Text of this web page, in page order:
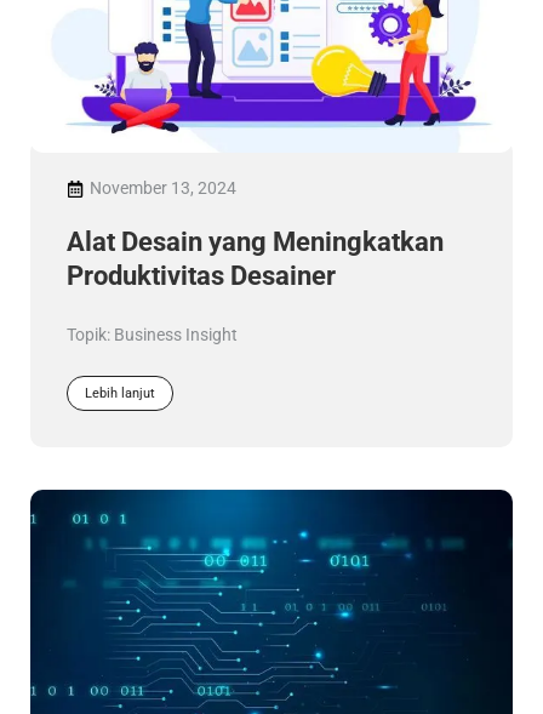
November 13, 2024
Alat Desain yang Meningkatkan
Produktivitas Desainer
Topik: Business Insight
Lebih lanjut